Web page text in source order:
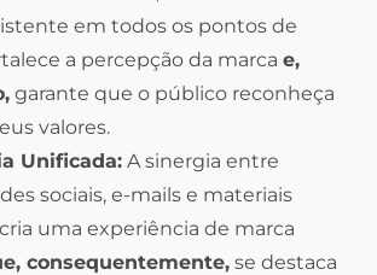
em todos os pontos de
a percepção da marca e,
garante que o público reconheça
valores.
Unificada: A sinergia entre
sociais, e-mails e materiais
uma experiência de marca
consequentemente, se destaca